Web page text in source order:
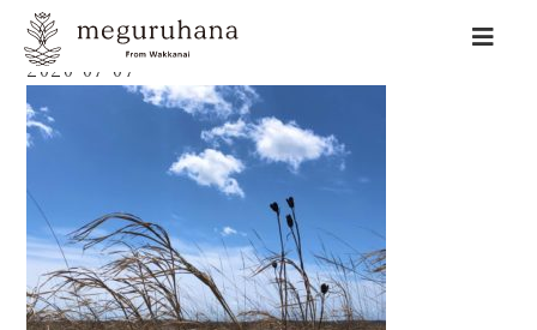
2020-07-07